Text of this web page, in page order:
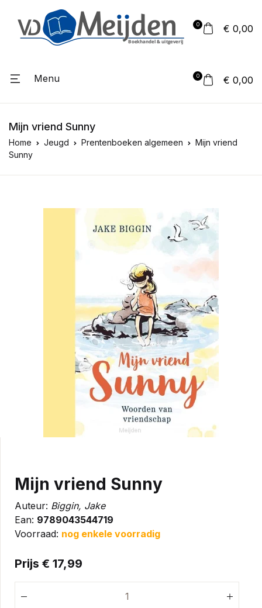
0 € 0,00
Menu 0 € 0,00
Mijn vriend Sunny
Home Jeugd Prentenboeken algemeen
Mijn vriend
Sunny
Mijn vriend Sunny
Auteur: Biggin, Jake
Ean: 9789043544719
Voorraad: nog enkele voorradig
Prijs € 17,99